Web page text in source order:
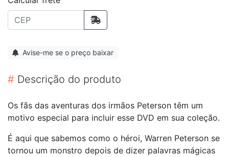
Avise-me se o preço baixar
# Descrição do produto
Os fãs das aventuras dos irmãos Peterson têm um
motivo especial para incluir esse DVD em sua coleção.
É aqui que sabemos como o héroi, Warren Peterson se
tornou um monstro depois de dizer palavras mágicas